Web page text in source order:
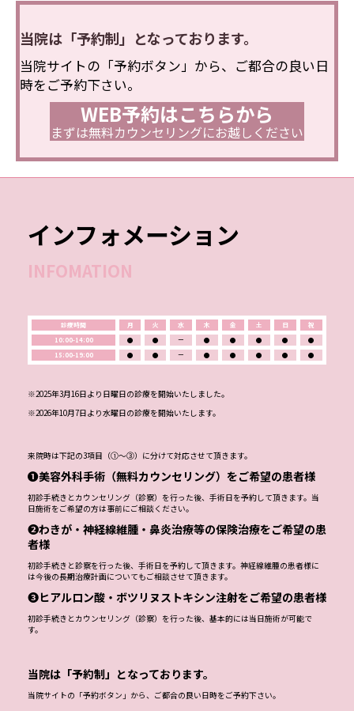
当院は「予約制」となっております。
当院サイトの「予約ボタン」から、ご都合の良い日
時をご予約下さい。
WEB予約はこちらから
まずは無料カウンセリングにお越しください
インフォメーション
INFOMATION
診療時間 月 火 水 木 金 土 日
祝
10:00-14:00
● ● ー ● ● ● ●
●
15:00-19:00
● ● ー ● ● ● ● ●
※2025年3月16日より日曜日の診療を開始いたしました。
※2026年10月7日より水曜日の診療を開始いたします。
来院時は下記の3項目（①～③）に分けて対応させて頂きます。
❶美容外科手術（無料カウンセリング）をご希望の患者様
初診手続きとカウンセリング（診察）を行った後、手術日を予約して頂きます。当
日施術をご希望の方は事前にご相談ください。
❷わきが・神経線維腫・鼻炎治療等の保険治療をご希望の患
者様
初診手続きと診察を行った後、手術日を予約して頂きます。神経線維腫の患者様に
は今後の長期治療計画についてもご相談させて頂きます。
❸ヒアルロン酸・ボツリヌストキシン注射をご希望の患者様
初診手続きとカウンセリング（診察）を行った後、基本的には当日施術が可能で
す。
当院は「予約制」となっております。
当院サイトの「予約ボタン」から、ご都合の良い日時をご予約下さい。